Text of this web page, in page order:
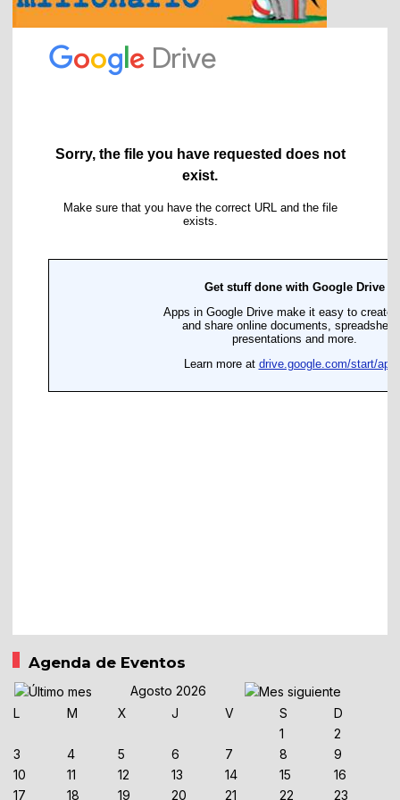
Agenda de Eventos
Agosto 2026
L
M X J V S
D
1
2
3
4 5 6 7 8
9
10
11 12 13 14 15
16
17
18 19 20 21 22 23